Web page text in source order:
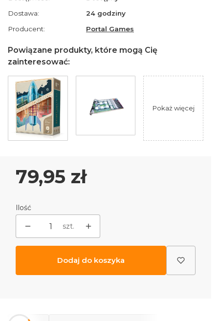
Dostawa:
24 godziny
Producent:
Portal Games
Powiązane produkty, które mogą Cię
zainteresować:
Pokaż więcej
Cena
79,95 zł
Ilość
szt.
Dodaj do koszyka